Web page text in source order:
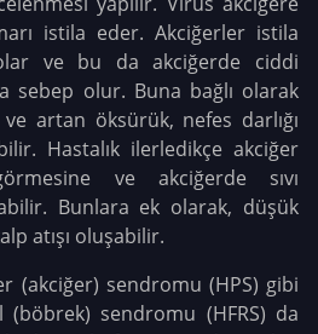
istila eder. Akciğerler istila
ve bu da akciğerde ciddi
sebep olur. Buna bağlı olarak
artan öksürük, nefes darlığı
Hastalık ilerledikçe akciğer
ve akciğerde sıvı
Bunlara ek olarak, düşük
atışı oluşabilir.
(akciğer) sendromu (HPS) gibi
sendromu (HFRS) da